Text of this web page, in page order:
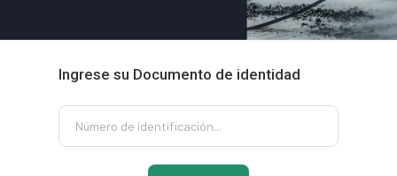
Ingrese su Documento de identidad